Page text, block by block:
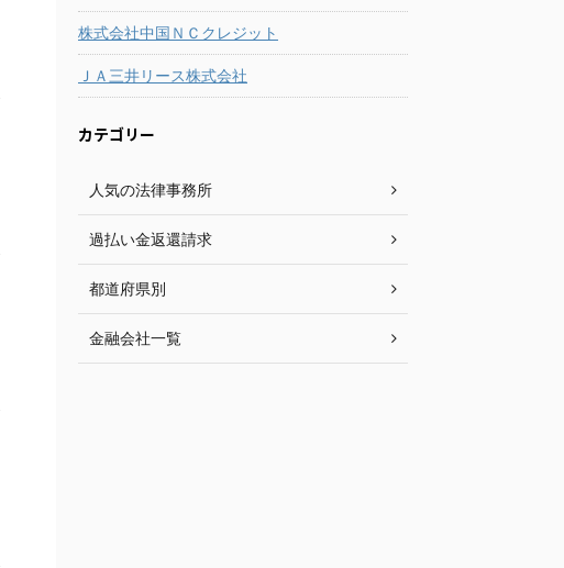
株式会社中国ＮＣクレジット
ＪＡ三井リース株式会社
カテゴリー
人気の法律事務所
過払い金返還請求
都道府県別
金融会社一覧